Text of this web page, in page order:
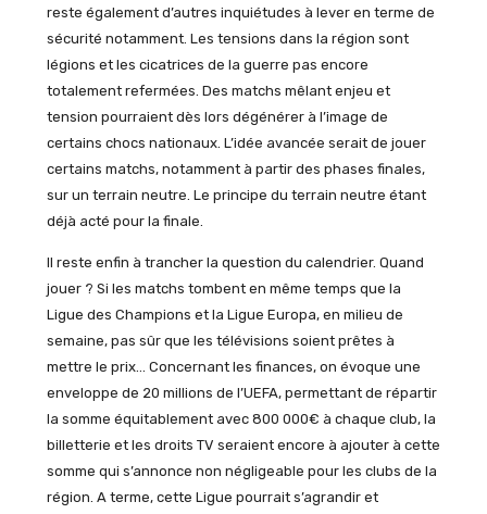
reste également d’autres inquiétudes à lever en terme de
sécurité notamment. Les tensions dans la région sont
légions et les cicatrices de la guerre pas encore
totalement refermées. Des matchs mêlant enjeu et
tension pourraient dès lors dégénérer à l’image de
certains chocs nationaux. L’idée avancée serait de jouer
certains matchs, notamment à partir des phases finales,
sur un terrain neutre. Le principe du terrain neutre étant
déjà acté pour la finale.
Il reste enfin à trancher la question du calendrier. Quand
jouer ? Si les matchs tombent en même temps que la
Ligue des Champions et la Ligue Europa, en milieu de
semaine, pas sûr que les télévisions soient prêtes à
mettre le prix… Concernant les finances, on évoque une
enveloppe de 20 millions de l’UEFA, permettant de répartir
la somme équitablement avec 800 000€ à chaque club, la
billetterie et les droits TV seraient encore à ajouter à cette
somme qui s’annonce non négligeable pour les clubs de la
région. A terme, cette Ligue pourrait s’agrandir et